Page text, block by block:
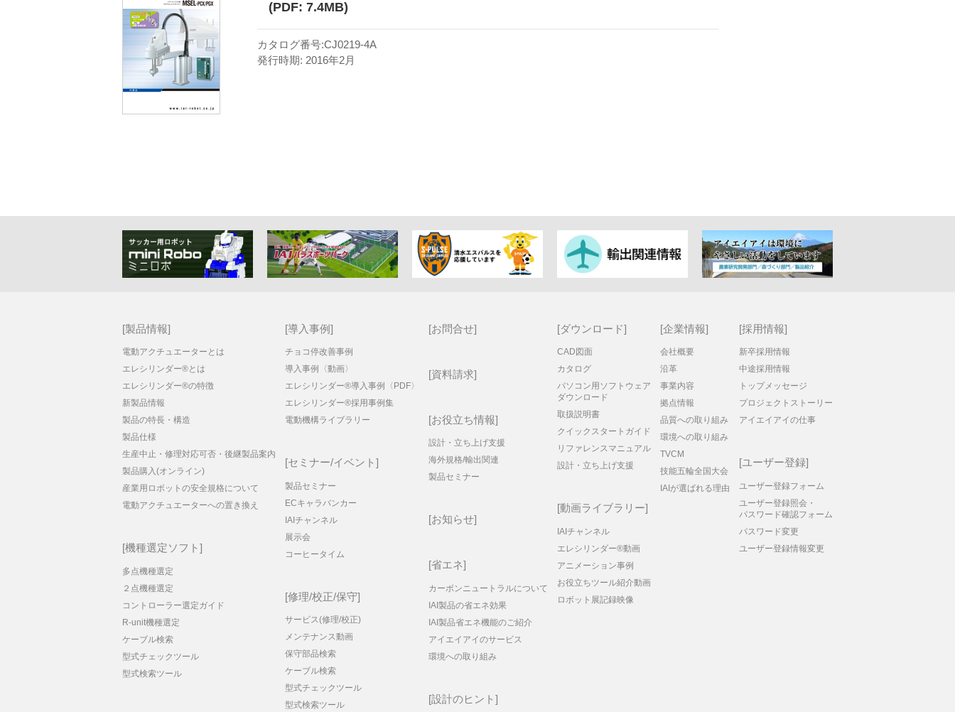
(PDF: 7.4MB)
カタログ番号:CJ0219-4A
発行時期: 2016年2月
製品情報
電動アクチュエーターとは
エレシリンダー®とは
エレシリンダー®の特徴
新製品情報
製品の特長・構造
製品仕様
生産中止・修理対応可否・後継製品案内
製品購入(オンライン)
産業用ロボットの安全規格について
電動アクチュエーターへの置き換え
機種選定ソフト
多点機種選定
２点機種選定
コントローラー選定ガイド
R-unit機種選定
ケーブル検索
型式チェックツール
型式検索ツール
導入事例
チョコ停改善事例
導入事例〈動画〉
エレシリンダー®導入事例〈PDF〉
エレシリンダー®採用事例集
電動機構ライブラリー
セミナー/イベント
製品セミナー
ECキャラバンカー
IAIチャンネル
展示会
コーヒータイム
修理/校正/保守
サービス(修理/校正)
メンテナンス動画
保守部品検索
ケーブル検索
型式チェックツール
型式検索ツール
お問合せ
資料請求
お役立ち情報
設計・立ち上げ支援
海外規格/輸出関連
製品セミナー
お知らせ
省エネ
カーボンニュートラルについて
IAI製品の省エネ効果
IAI製品省エネ機能のご紹介
アイエイアイのサービス
環境への取り組み
設計のヒント
ダウンロード
CAD図面
カタログ
パソコン用ソフトウェア
ダウンロード
取扱説明書
クイックスタートガイド
リファレンスマニュアル
設計・立ち上げ支援
動画ライブラリー
IAIチャンネル
エレシリンダー®動画
アニメーション事例
お役立ちツール紹介動画
ロボット展記録映像
企業情報
会社概要
沿革
事業内容
拠点情報
品質への取り組み
環境への取り組み
TVCM
技能五輪全国大会
IAIが選ばれる理由
採用情報
新卒採用情報
中途採用情報
トップメッセージ
プロジェクトストーリー
アイエイアイの仕事
ユーザー登録
ユーザー登録フォーム
ユーザー登録照会・
パスワード確認フォーム
パスワード変更
ユーザー登録情報変更